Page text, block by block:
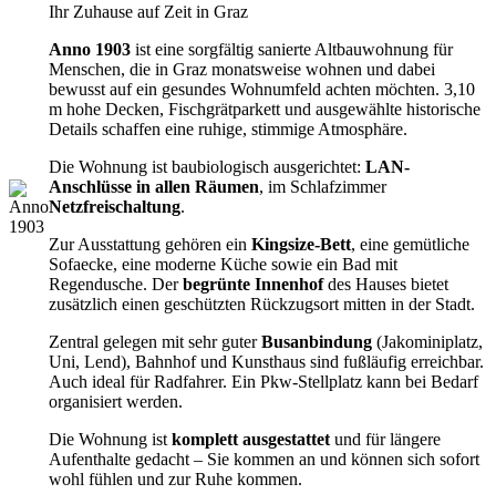
Ihr Zuhause auf Zeit in Graz
Anno 1903 ist eine sorgfältig sanierte Altbauwohnung für
Menschen, die in Graz monatsweise wohnen und dabei
bewusst auf ein gesundes Wohnumfeld achten möchten. 3,10
m hohe Decken, Fischgrätparkett und ausgewählte historische
Details schaffen eine ruhige, stimmige Atmosphäre.
Die Wohnung ist baubiologisch ausgerichtet: LAN-
Anschlüsse in allen Räumen, im Schlafzimmer
Netzfreischaltung.
Zur Ausstattung gehören ein Kingsize-Bett, eine gemütliche
Sofaecke, eine moderne Küche sowie ein Bad mit
Regendusche. Derbegrünte Innenhofdes Hauses bietet
zusätzlich einen geschützten Rückzugsort mitten in der Stadt.
Zentral gelegen mit sehr guterBusanbindung (Jakominiplatz,
Uni, Lend), Bahnhof und Kunsthaus sind fußläufig erreichbar.
Auch ideal für Radfahrer. Ein Pkw-Stellplatz kann bei Bedarf
organisiert werden.
Die Wohnung ist komplett ausgestattet und für längere
Aufenthalte gedacht – Sie kommen an und können sich sofort
wohl fühlen und zur Ruhe kommen.